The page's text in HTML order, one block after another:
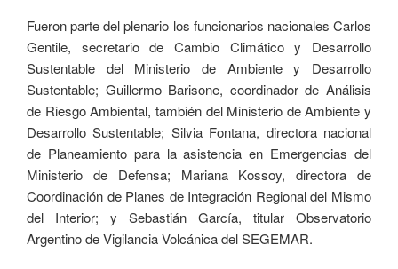
Fueron parte del plenario los funcionarios nacionales Carlos
Gentile, secretario de Cambio Climático y Desarrollo
Sustentable del Ministerio de Ambiente y Desarrollo
Sustentable; Guillermo Barisone, coordinador de Análisis
de Riesgo Ambiental, también del Ministerio de Ambiente y
Desarrollo Sustentable; Silvia Fontana, directora nacional
de Planeamiento para la asistencia en Emergencias del
Ministerio de Defensa; Mariana Kossoy, directora de
Coordinación de Planes de Integración Regional del Mismo
del Interior; y Sebastián García, titular Observatorio
Argentino de Vigilancia Volcánica del SEGEMAR.